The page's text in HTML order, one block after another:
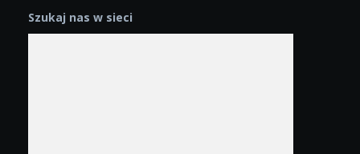
Szukaj nas w sieci